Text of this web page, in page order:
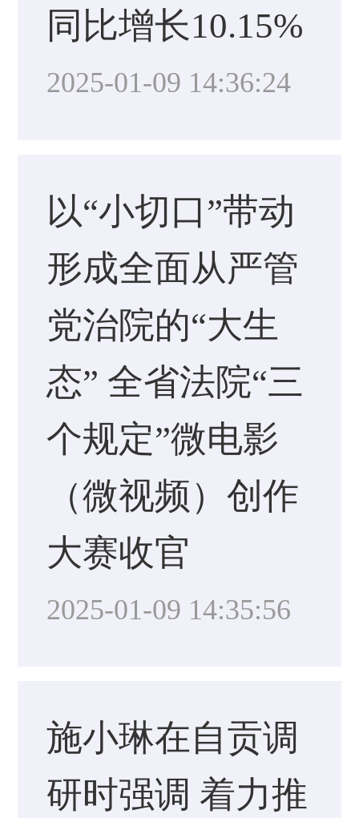
同比增长10.15%
2025-01-09 14:36:24
以“小切口”带动
形成全面从严管
党治院的“大生
态” 全省法院“三
个规定”微电影
（微视频）创作
大赛收官
2025-01-09 14:35:56
施小琳在自贡调
研时强调 着力推